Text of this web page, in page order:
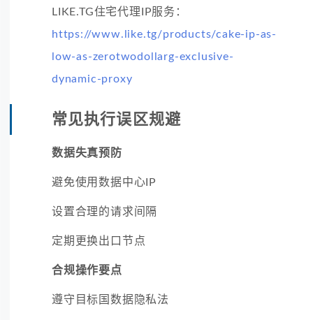
LIKE.TG住宅代理IP服务：
https://www.like.tg/products/cake-ip-as-
low-as-zerotwodollarg-exclusive-
dynamic-proxy
常见执行误区规避
数据失真预防
避免使用数据中心IP
设置合理的请求间隔
定期更换出口节点
合规操作要点
遵守目标国数据隐私法